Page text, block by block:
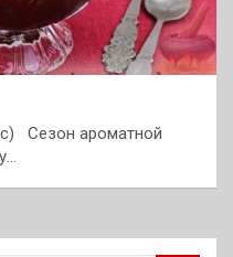
Сезон ароматной